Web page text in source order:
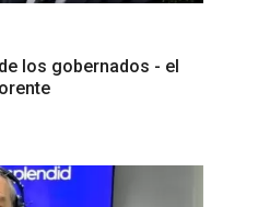
los gobernados - el